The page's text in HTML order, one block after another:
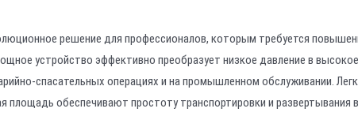
решение для профессионалов, которым требуется
устройство эффективно преобразует низкое давление в
спасательных операциях и на промышленном обслуживании.
площадь обеспечивают простоту транспортировки и развертывания в